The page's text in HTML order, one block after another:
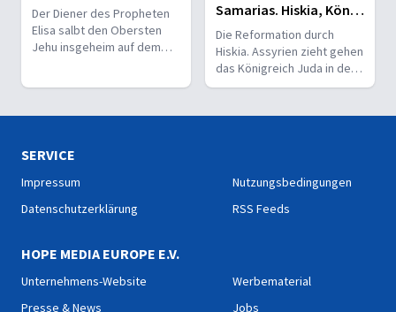
Der Diener des Propheten
Elisa salbt den Obersten
Jehu insgeheim auf dem
Samarias. Hiskia, König
von Juda.(280)
Die Reformation durch
Hiskia. Assyrien zieht gehen
das Königreich Juda in den
Krieg und belagert
SERVICE
Impressum
Datenschutzerklärung
Nutzungsbedingungen
RSS Feeds
HOPE MEDIA EUROPE E.V.
Unternehmens-Website
Presse & News
Werbematerial
Jobs